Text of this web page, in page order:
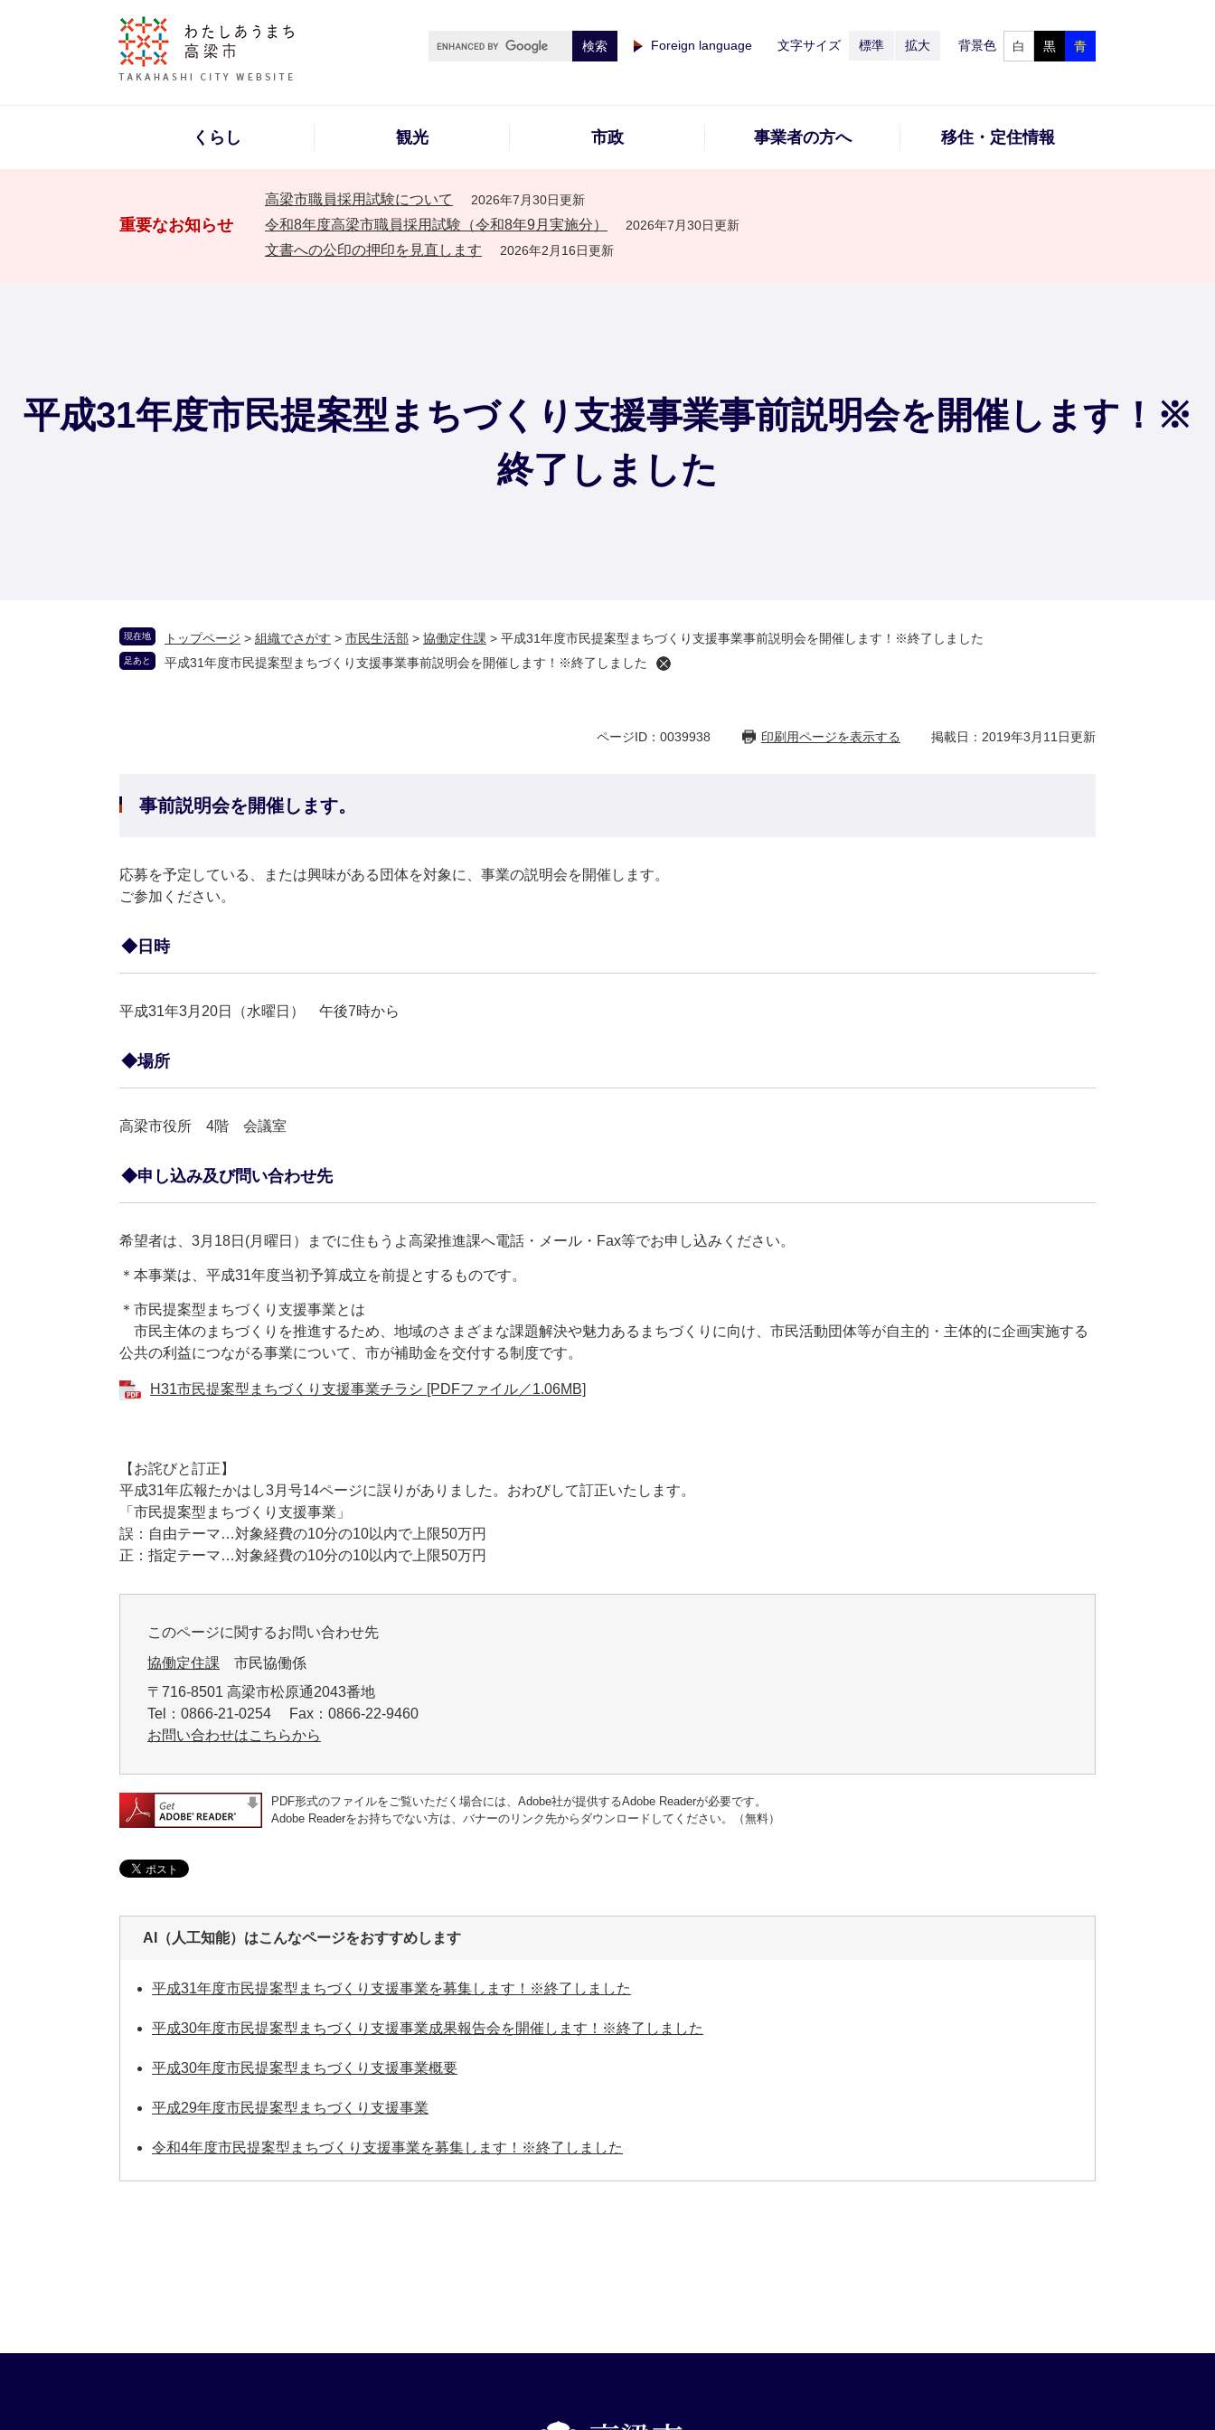
Foreign language 文字サイズ 標準 拡大 背景色 白 黒 青
くらし 観光 市政 事業者の方へ 移住・定住情報
重要なお知らせ
高梁市職員採用試験について 2026年7月30日更新
令和8年度高梁市職員採用試験（令和8年9月実施分） 2026年7月30日更新
文書への公印の押印を見直します 2026年2月16日更新
平成31年度市民提案型まちづくり支援事業事前説明会を開催します！※
終了しました
現在地 トップページ > 組織でさがす > 市民生活部 > 協働定住課 > 平成31年度市民提案型まちづくり支援事業事前説明会を開催します！※終了しました
足あと 平成31年度市民提案型まちづくり支援事業事前説明会を開催します！※終了しました
ページID：0039938 印刷用ページを表示する 掲載日：2019年3月11日更新
事前説明会を開催します。
応募を予定している、または興味がある団体を対象に、事業の説明会を開催します。
ご参加ください。
◆日時
平成31年3月20日（水曜日） 午後7時から
◆場所
高梁市役所 4階 会議室
◆申し込み及び問い合わせ先
希望者は、3月18日(月曜日）までに住もうよ高梁推進課へ電話・メール・Fax等でお申し込みください。
＊本事業は、平成31年度当初予算成立を前提とするものです。
＊市民提案型まちづくり支援事業とは
市民主体のまちづくりを推進するため、地域のさまざまな課題解決や魅力あるまちづくりに向け、市民活動団体等が自主的・主体的に企画実施する
公共の利益につながる事業について、市が補助金を交付する制度です。
H31市民提案型まちづくり支援事業チラシ [PDFファイル／1.06MB]
【お詫びと訂正】
平成31年広報たかはし3月号14ページに誤りがありました。おわびして訂正いたします。
「市民提案型まちづくり支援事業」
誤：自由テーマ…対象経費の10分の10以内で上限50万円
正：指定テーマ…対象経費の10分の10以内で上限50万円
このページに関するお問い合わせ先
協働定住課 市民協働係
〒716-8501 高梁市松原通2043番地
Tel：0866-21-0254 Fax：0866-22-9460
お問い合わせはこちらから
PDF形式のファイルをご覧いただく場合には、Adobe社が提供するAdobe Readerが必要です。
Adobe Readerをお持ちでない方は、バナーのリンク先からダウンロードしてください。（無料）
AI（人工知能）はこんなページをおすすめします
平成31年度市民提案型まちづくり支援事業を募集します！※終了しました
平成30年度市民提案型まちづくり支援事業成果報告会を開催します！※終了しました
平成30年度市民提案型まちづくり支援事業概要
平成29年度市民提案型まちづくり支援事業
令和4年度市民提案型まちづくり支援事業を募集します！※終了しました